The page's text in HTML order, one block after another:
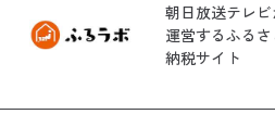
朝日放送テレビ
運営するふるさ
納税サイト